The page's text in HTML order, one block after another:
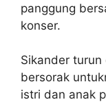
panggung
konser.
Sikander
bersorak
istri dan anak